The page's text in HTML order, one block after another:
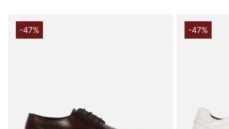
-47% -47%